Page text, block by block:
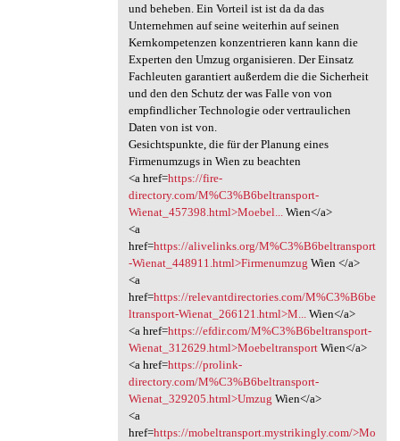
und beheben. Ein Vorteil ist ist da da das
Unternehmen auf seine weiterhin auf seinen
Kernkompetenzen konzentrieren kann kann die
Experten den Umzug organisieren. Der Einsatz
Fachleuten garantiert außerdem die die Sicherheit
und den den Schutz der was Falle von von
empfindlicher Technologie oder vertraulichen
Daten von ist von.
Gesichtspunkte, die für der Planung eines
Firmenumzugs in Wien zu beachten
<a href=https://fire-
directory.com/M%C3%B6beltransport-
Wienat_457398.html>Moebel...Wien</a>
<a
href=https://alivelinks.org/M%C3%B6beltransport
-Wienat_448911.html>Firmenumzug Wien </a>
<a
href=https://relevantdirectories.com/M%C3%B6be
ltransport-Wienat_266121.html>M...Wien</a>
<a href=https://efdir.com/M%C3%B6beltransport-
Wienat_312629.html>MoebeltransportWien</a>
<a href=https://prolink-
directory.com/M%C3%B6beltransport-
Wienat_329205.html>Umzug Wien</a>
<a
href=https://mobeltransport.mystrikingly.com/>Mo